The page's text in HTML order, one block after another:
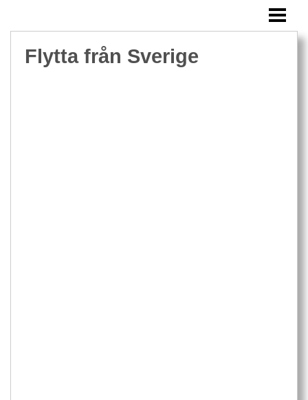
FLYTTA UTOMLANDS MED BARN
Flytta från Sverige